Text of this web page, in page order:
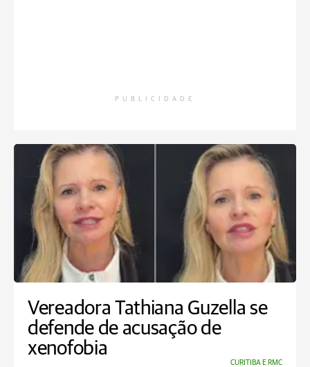
PUBLICIDADE
Vereadora Tathiana Guzella se
defende de acusação de
xenofobia
CURITIBA E RMC